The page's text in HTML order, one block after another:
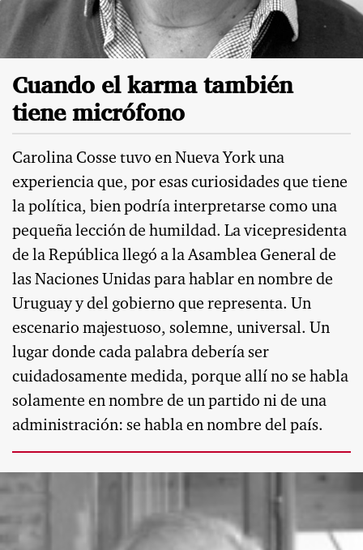
Cuando el karma también
tiene micrófono
Carolina Cosse tuvo en Nueva York una
experiencia que, por esas curiosidades que tiene
la política, bien podría interpretarse como una
pequeña lección de humildad. La vicepresidenta
de la República llegó a la Asamblea General de
las Naciones Unidas para hablar en nombre de
Uruguay y del gobierno que representa. Un
escenario majestuoso, solemne, universal. Un
lugar donde cada palabra debería ser
cuidadosamente medida, porque allí no se habla
solamente en nombre de un partido ni de una
administración: se habla en nombre del país.